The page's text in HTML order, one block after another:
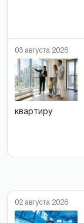
03 августа 2026
квартиру
02 августа 2026